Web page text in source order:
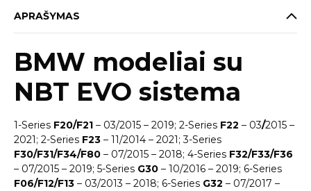
APRAŠYMAS
BMW modeliai su
NBT EVO sistema
1-Series F20/F21 – 03/2015 – 2019; 2-Series F22 – 03/2015 –
2021; 2-Series F23 – 11/2014 – 2021; 3-Series
F30/F31/F34/F80 – 07/2015 – 2018; 4-Series F32/F33/F36
– 07/2015 – 2019; 5-Series G30 – 10/2016 – 2019; 6-Series
F06/F12/F13 – 03/2013 – 2018; 6-Series G32 – 07/2017 –